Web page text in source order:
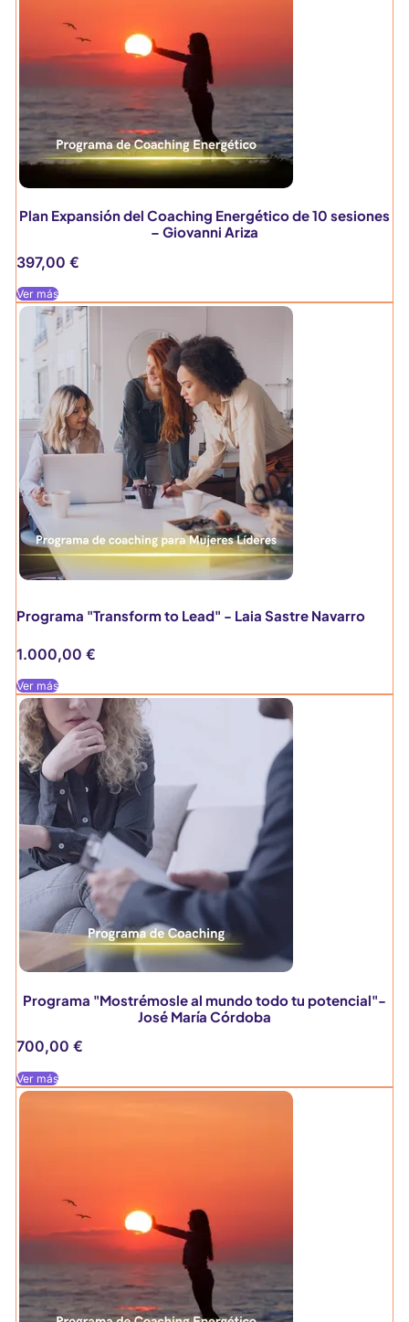
Plan Expansión del Coaching Energético de 10 sesiones
– Giovanni Ariza
397,00 €
Ver más
Programa "Transform to Lead" - Laia Sastre Navarro
1.000,00 €
Ver más
Programa "Mostrémosle al mundo todo tu potencial"-
José María Córdoba
700,00 €
Ver más